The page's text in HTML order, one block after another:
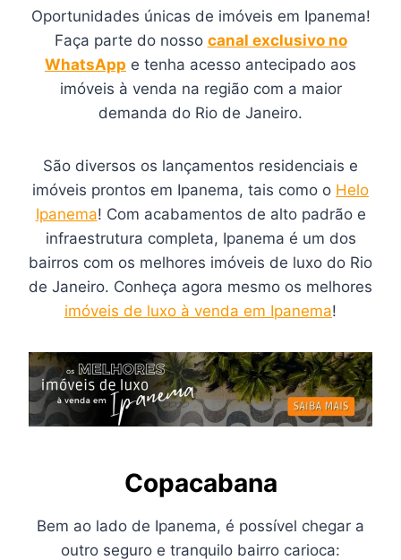
Oportunidades únicas de imóveis em Ipanema!
Faça parte do nosso canal exclusivo no
WhatsApp e tenha acesso antecipado aos
imóveis à venda na região com a maior
demanda do Rio de Janeiro.
São diversos os lançamentos residenciais e
imóveis prontos em Ipanema, tais como o Helo
Ipanema! Com acabamentos de alto padrão e
infraestrutura completa, Ipanema é um dos
bairros com os melhores imóveis de luxo do Rio
de Janeiro. Conheça agora mesmo os melhores
imóveis de luxo à venda em Ipanema!
Copacabana
Bem ao lado de Ipanema, é possível chegar a
outro seguro e tranquilo bairro carioca: